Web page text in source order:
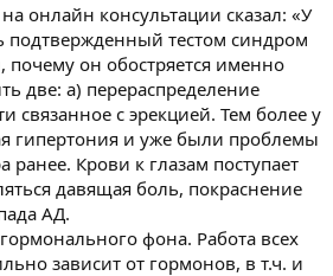
на онлайн консультации сказал: «У
подтвержденный тестом синдром
почему он обостряется именно
две: а) перераспределение
связанное с эрекцией. Тем более у
гипертония и уже были проблемы
ранее. Крови к глазам поступает
давящая боль, покраснение
АД.
фона. Работа всех
зависит от гормонов, в т.ч. и